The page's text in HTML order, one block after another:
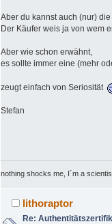
Aber du kannst auch (nur)
Der Käufer weis ja von wem
Aber wie schon erwähnt,
es sollte immer eine (mehr
zeugt einfach von Seriosität
Stefan
nothing shocks me, I´m a
lithoraptor
Re: